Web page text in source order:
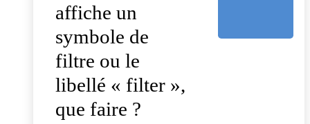
affiche un
symbole de
filtre ou le
libellé « filter »,
que faire ?